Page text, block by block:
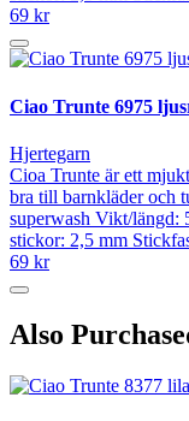
69 kr
Ciao Trunte 6975
Hjertegarn
Cioa Trunte är ett
bra till barnkläder och
superwash Vikt/längd:
stickor: 2,5 mm
69 kr
Also